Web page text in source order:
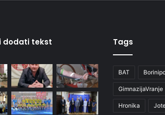
dodati tekst Tags
BAT
GimnazijaVranje
Hronika